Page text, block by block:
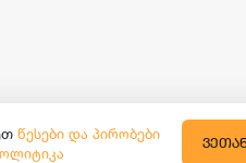
წესები და პირობები